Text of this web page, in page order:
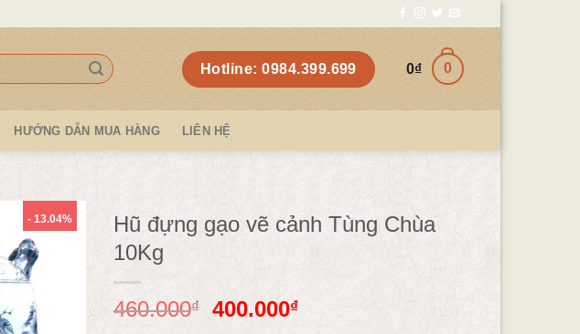
Hotline: 0984.399.699 0₫ 0
HƯỚNG DẪN MUA HÀNG LIÊN HỆ
- 13.04%
Hũ đựng gạo vẽ cảnh Tùng Chùa
10Kg
460.000₫ 400.000₫